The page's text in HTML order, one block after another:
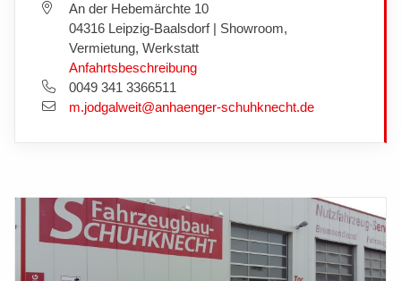
An der Hebemärchte 10
04316 Leipzig-Baalsdorf | Showroom,
Vermietung, Werkstatt
Anfahrtsbeschreibung
0049 341 3366511
m.jodgalweit@anhaenger-schuhknecht.de